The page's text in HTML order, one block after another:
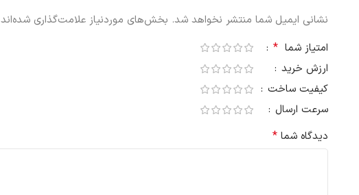
نشانی ایمیل شما منتشر نخواهد شد. بخش‌های موردنیاز علامت‌گذاری شده‌اند
امتیاز شما *
ارزش خرید
کیفیت ساخت
سرعت ارسال
دیدگاه شما *